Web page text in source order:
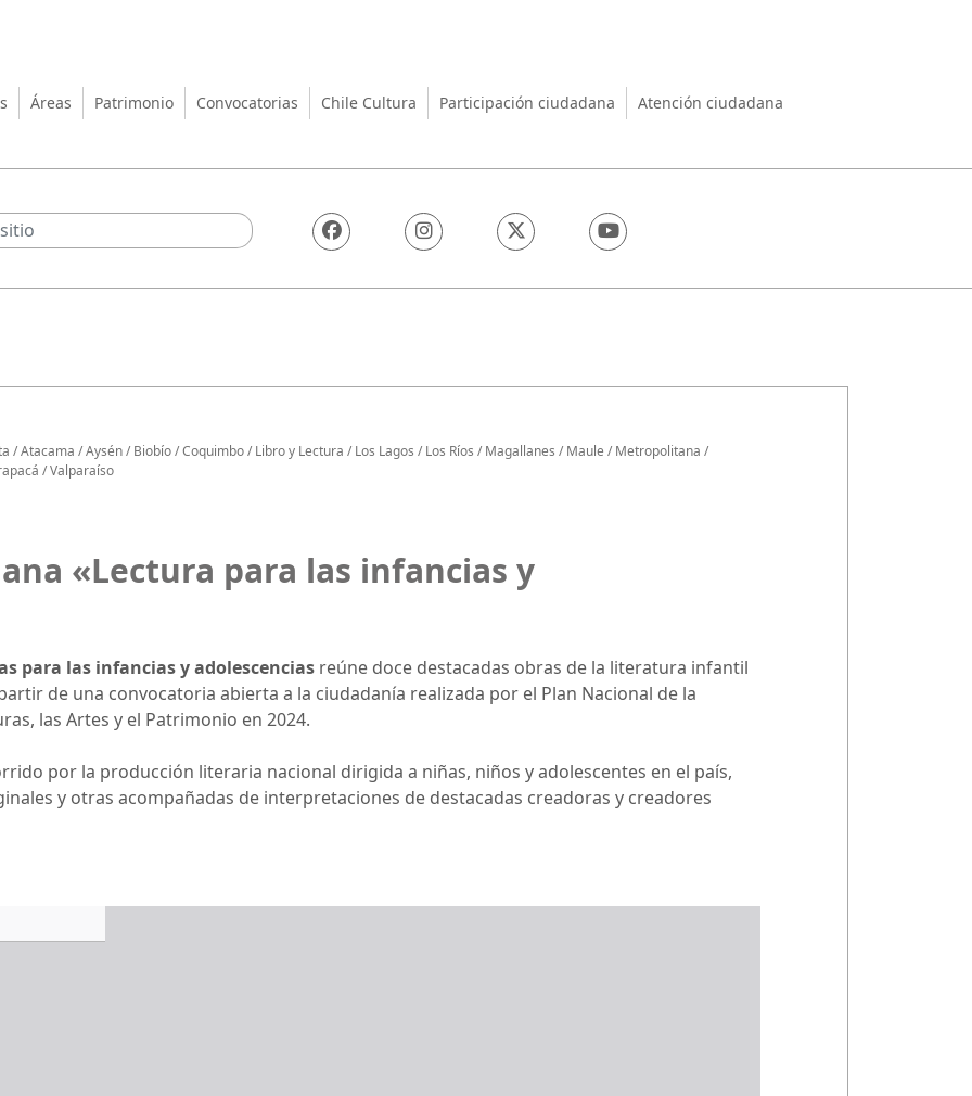
las Artes y el Patrimonio
Áreas Patrimonio Convocatorias Chile Cultura Participación ciudadana Atención ciudadana
/Atacama /Aysén/Biobío/Coquimbo/Libro y Lectura /Los Lagos /Los Ríos /Magallanes /Maule /Metropolitana /
/Valparaíso
«Lectura para las infancias y
para las infancias y adolescencias reúne doce destacadas obras de la literatura infantil
de una convocatoria abierta a la ciudadanía realizada por el Plan Nacional de la
las Artes y el Patrimonio en 2024.
por la producción literaria nacional dirigida a niñas, niños y adolescentes en el país,
y otras acompañadas de interpretaciones de destacadas creadoras y creadores